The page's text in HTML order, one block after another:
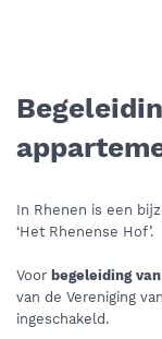
In Rhenen is een
‘Het Rhenense Hof’.
Voor begeleiding
van de Vereniging
ingeschakeld.